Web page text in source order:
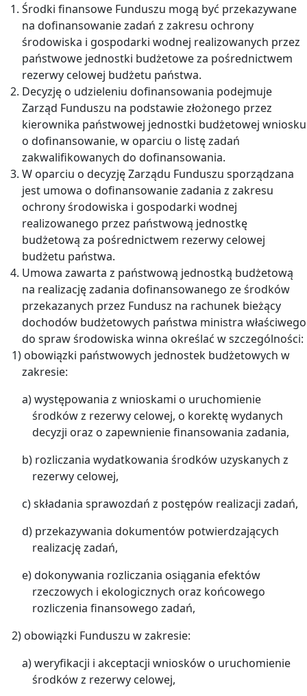
Środki finansowe Funduszu mogą być przekazywane
na dofinansowanie zadań z zakresu ochrony
środowiska i gospodarki wodnej realizowanych przez
państwowe jednostki budżetowe za pośrednictwem
rezerwy celowej budżetu państwa.
Decyzję o udzieleniu dofinansowania podejmuje
Zarząd Funduszu na podstawie złożonego przez
kierownika państwowej jednostki budżetowej wniosku
o dofinansowanie, w oparciu o listę zadań
zakwalifikowanych do dofinansowania.
W oparciu o decyzję Zarządu Funduszu sporządzana
jest umowa o dofinansowanie zadania z zakresu
ochrony środowiska i gospodarki wodnej
realizowanego przez państwową jednostkę
budżetową za pośrednictwem rezerwy celowej
budżetu państwa.
Umowa zawarta z państwową jednostką budżetową
na realizację zadania dofinansowanego ze środków
przekazanych przez Fundusz na rachunek bieżący
dochodów budżetowych państwa ministra właściwego
do spraw środowiska winna określać w szczególności:
1) obowiązki państwowych jednostek budżetowych w
zakresie:
a) występowania z wnioskami o uruchomienie
środków z rezerwy celowej, o korektę wydanych
decyzji oraz o zapewnienie finansowania zadania,
b) rozliczania wydatkowania środków uzyskanych z
rezerwy celowej,
c) składania sprawozdań z postępów realizacji zadań,
d) przekazywania dokumentów potwierdzających
realizację zadań,
e) dokonywania rozliczania osiągania efektów
rzeczowych i ekologicznych oraz końcowego
rozliczenia finansowego zadań,
2) obowiązki Funduszu w zakresie:
a) weryfikacji i akceptacji wniosków o uruchomienie
środków z rezerwy celowej,